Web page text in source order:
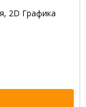
2D Графика